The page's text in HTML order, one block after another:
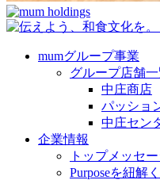
mumグループ事業
グループ店舗
中庄商店
パッショ
中庄セン
企業情報
トップメッセ
Purposeを紐解く